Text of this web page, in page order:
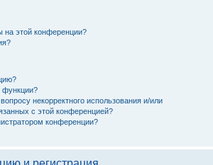
на этой конференции?
функции?
некорректного использования и/или
с этой конференцией?
конференции?